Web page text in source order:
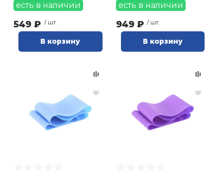
есть в наличии
549 ₽ / шт.
В корзину
есть в наличии
949 ₽ / шт.
В корзину